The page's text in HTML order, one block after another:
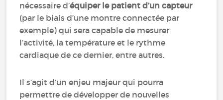
nécessaire d’équiper le patient d’un capteur
(par le biais d’une montre connectée par
exemple) qui sera capable de mesurer
l’activité, la température et le rythme
cardiaque de ce dernier, entre autres.
Il s’agit d’un enjeu majeur qui pourra
permettre de développer de nouvelles